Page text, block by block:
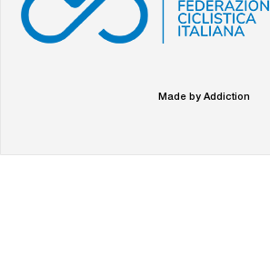
Made by Addiction